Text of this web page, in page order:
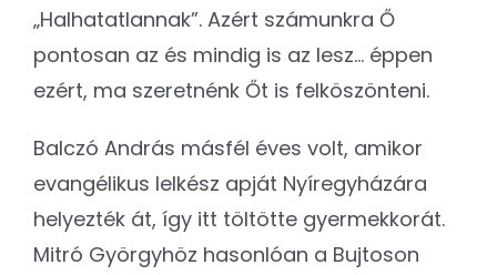
„Halhatatlannak”. Azért számunkra Ő
pontosan az és mindig is az lesz… éppen
ezért, ma szeretnénk Őt is felköszönteni.
Balczó András másfél éves volt, amikor
evangélikus lelkész apját Nyíregyházára
helyezték át, így itt töltötte gyermekkorát.
Mitró Györgyhöz hasonlóan a Bujtoson